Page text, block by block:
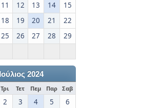
11 12 13 14
15
18 19 20 21
22
25 26 27 28
29
Ιούλιος 2024
Τρι Τετ Πεμ Παρ Σαβ
2 3 4 5
6